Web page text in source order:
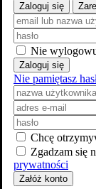
Cel numer jeden:
Cel numer jeden:
Zaloguj się
Nie
Zaloguj się
Nie pamiętasz
Chcę
Zgadzam się
prywatności
Załóż konto